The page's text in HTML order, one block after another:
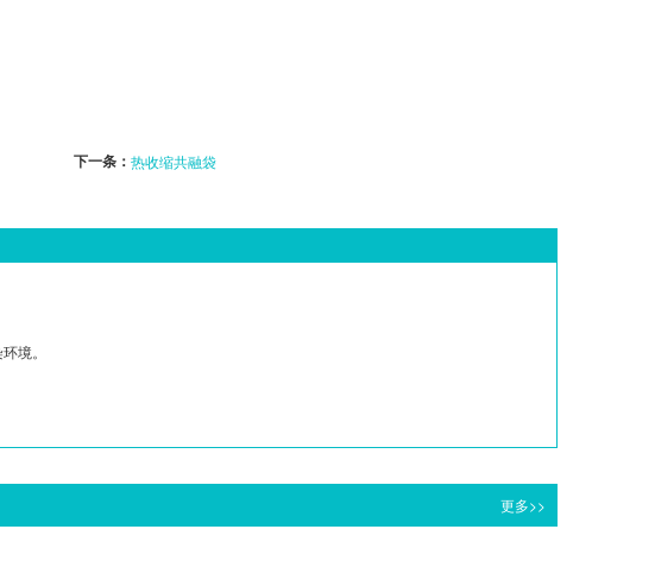
下一条： 热收缩共融袋
境。
更多>>